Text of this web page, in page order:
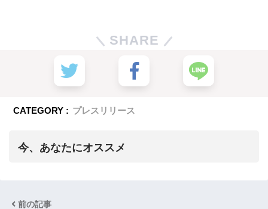
SHARE
CATEGORY : プレスリリース
今、あなたにオススメ
前の記事